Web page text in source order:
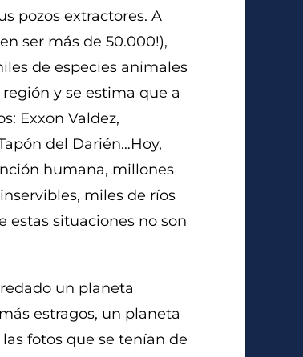
pozos extractores. A
ser más de 50.000!),
de especies animales
y se estima que a
Exxon Valdez,
del Darién…Hoy,
humana, millones
miles de ríos
estas situaciones no son
un planeta
estragos, un planeta
fotos que se tenían de